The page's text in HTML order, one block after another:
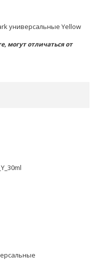
универсальные Yellow
могут отличаться от